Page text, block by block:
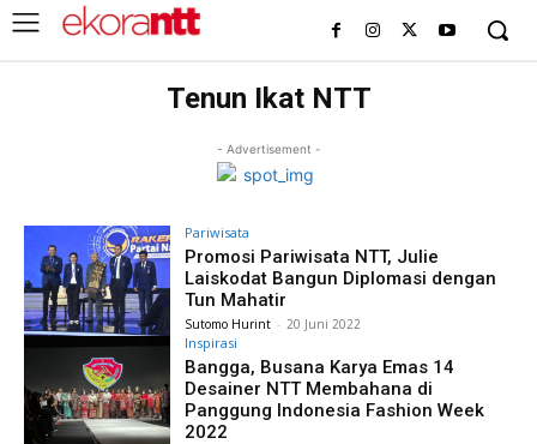
Tenun Ikat NTT
- Advertisement -
Pariwisata
Promosi Pariwisata NTT, Julie
Laiskodat Bangun Diplomasi dengan
Tun Mahatir
Sutomo Hurint - 20 Juni 2022
Inspirasi
Bangga, Busana Karya Emas 14
Desainer NTT Membahana di
Panggung Indonesia Fashion Week
2022